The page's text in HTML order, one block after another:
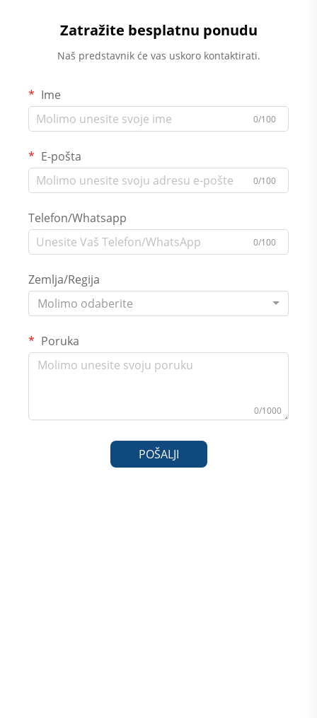
Zatražite besplatnu ponudu
Naš predstavnik će vas uskoro kontaktirati.
Ime
0/100
E-pošta
0/100
Telefon/Whatsapp
0/100
Zemlja/Regija
Molimo odaberite
Poruka
0/1000
POŠALJI